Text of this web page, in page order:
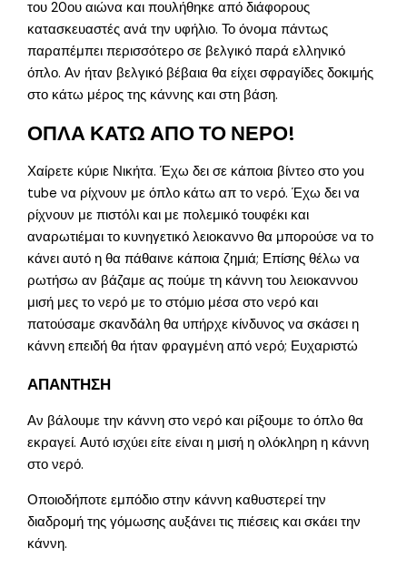
του 20ου αιώνα και πουλήθηκε από διάφορους
κατασκευαστές ανά την υφήλιο. Το όνομα πάντως
παραπέμπει περισσότερο σε βελγικό παρά ελληνικό
όπλο. Αν ήταν βελγικό βέβαια θα είχει σφραγίδες δοκιμής
στο κάτω μέρος της κάννης και στη βάση.
ΟΠΛΑ ΚΑΤΩ ΑΠΟ ΤΟ ΝΕΡΟ!
Χαίρετε κύριε Νικήτα. Έχω δει σε κάποια βίντεο στο you
tube να ρίχνουν με όπλο κάτω απ το νερό. Έχω δει να
ρίχνουν με πιστόλι και με πολεμικό τουφέκι και
αναρωτιέμαι το κυνηγετικό λειοκαννο θα μπορούσε να το
κάνει αυτό η θα πάθαινε κάποια ζημιά; Επίσης θέλω να
ρωτήσω αν βάζαμε ας πούμε τη κάννη του λειοκαννου
μισή μες το νερό με το στόμιο μέσα στο νερό και
πατούσαμε σκανδάλη θα υπήρχε κίνδυνος να σκάσει η
κάννη επειδή θα ήταν φραγμένη από νερό; Ευχαριστώ
ΑΠΑΝΤΗΣΗ
Αν βάλουμε την κάννη στο νερό και ρίξουμε το όπλο θα
εκραγεί. Αυτό ισχύει είτε είναι η μισή η ολόκληρη η κάννη
στο νερό.
Οποιοδήποτε εμπόδιο στην κάννη καθυστερεί την
διαδρομή της γόμωσης αυξάνει τις πιέσεις και σκάει την
κάννη.